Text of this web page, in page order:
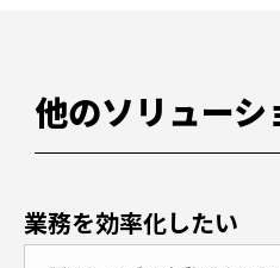
他のソリュー
業務を効率化したい